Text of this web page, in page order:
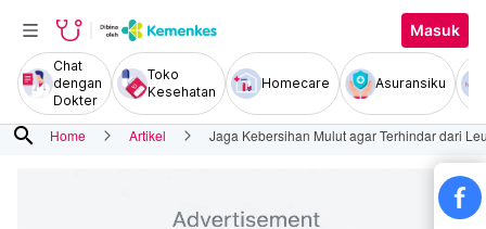
Masuk
Chat
dengan
Dokter
Toko
Kesehatan
Homecare Asuransiku
search Home Artikel Jaga Kebersihan Mulut agar Terhindar dari